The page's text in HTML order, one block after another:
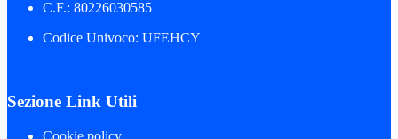
C.F.: 80226030585
Codice Univoco: UFEHCY
Sezione Link Utili
Cookie policy